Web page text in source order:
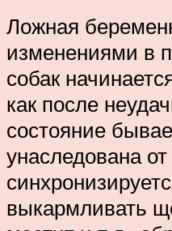
Ложная
изменениями в
собак
как после
состояние
унаследована
выкармливать